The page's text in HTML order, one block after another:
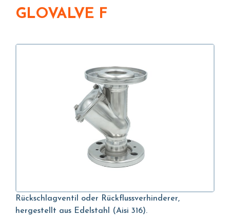
GLOVALVE F
Rückschlagventil oder Rückflussverhinderer,
hergestellt aus Edelstahl (Aisi 316).